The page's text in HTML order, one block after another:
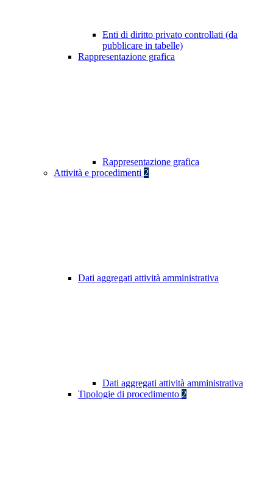
Enti di diritto privato controllati (da
pubblicare in tabelle)
Rappresentazione grafica
Rappresentazione grafica
Attività e procedimenti 2
Dati aggregati attività amministrativa
Dati aggregati attività amministrativa
Tipologie di procedimento 2